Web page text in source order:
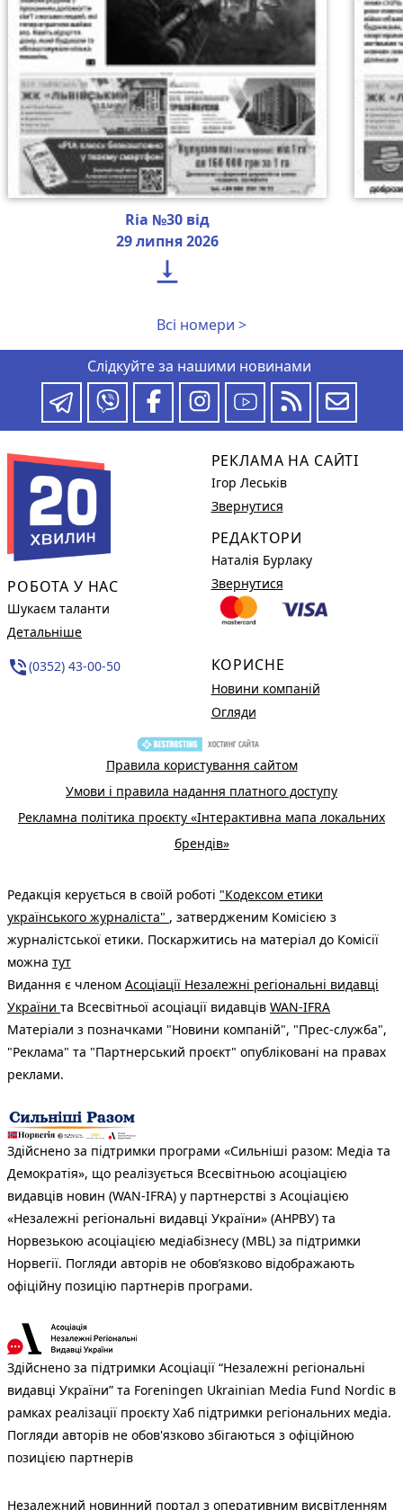
Ria №30 від
29 липня 2026

Всі номери >
Слідкуйте за нашими новинами
РОБОТА У НАС
Шукаєм таланти
Детальніше
phone_in_talk(0352) 43-00-50
РЕКЛАМА НА САЙТІ
Ігор Леськів
Звернутися
РЕДАКТОРИ
Наталія Бурлаку
Звернутися
КОРИСНЕ
Новини компаній
Огляди
Правила користування сайтом
Умови і правила надання платного доступу
Рекламна політика проєкту «Інтерактивна мапа локальних
брендів»
Редакція керується в своїй роботі "Кодексом етики
українського журналіста" , затвердженим Комісією з
журналістської етики. Поскаржитись на матеріал до Комісії
можна тут
Видання є членом Асоціації Незалежні регіональні видавці
України та Всесвітньої асоціації видавців WAN-IFRA
Матеріали з позначками "Новини компаній", "Прес-служба",
"Реклама" та "Партнерський проєкт" опубліковані на правах
реклами.
Здійснено за підтримки програми «Сильніші разом: Медіа та
Демократія», що реалізується Всесвітньою асоціацією
видавців новин (WAN-IFRA) у партнерстві з Асоціацією
«Незалежні регіональні видавці України» (АНРВУ) та
Норвезькою асоціацією медіабізнесу (MBL) за підтримки
Норвегії. Погляди авторів не обов’язково відображають
офіційну позицію партнерів програми.
Здійснено за підтримки Асоціації “Незалежні регіональні
видавці України” та Foreningen Ukrainian Media Fund Nordic в
рамках реалізації проєкту Хаб підтримки регіональних медіа.
Погляди авторів не обов'язково збігаються з офіційною
позицією партнерів
Незалежний новинний портал з оперативним висвітленням